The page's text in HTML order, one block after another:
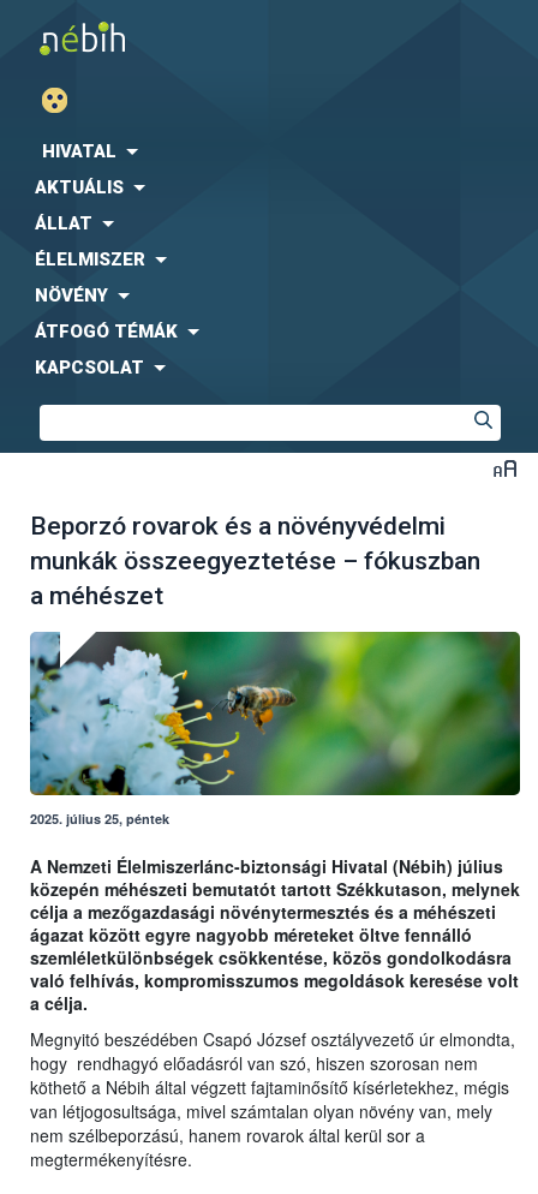
HIVATAL
AKTUÁLIS
ÁLLAT
ÉLELMISZER
NÖVÉNY
ÁTFOGÓ TÉMÁK
KAPCSOLAT
Beporzó rovarok és a növényvédelmi
munkák összeegyeztetése – fókuszban
a méhészet
2025. július 25, péntek
A Nemzeti Élelmiszerlánc-biztonsági Hivatal (Nébih) július
közepén méhészeti bemutatót tartott Székkutason, melynek
célja a mezőgazdasági növénytermesztés és a méhészeti
ágazat között egyre nagyobb méreteket öltve fennálló
szemléletkülönbségek csökkentése, közös gondolkodásra
való felhívás, kompromisszumos megoldások keresése volt
a célja.
Megnyitó beszédében Csapó József osztályvezető úr elmondta,
hogy rendhagyó előadásról van szó, hiszen szorosan nem
köthető a Nébih által végzett fajtaminősítő kísérletekhez, mégis
van létjogosultsága, mivel számtalan olyan növény van, mely
nem szélbeporzású, hanem rovarok által kerül sor a
megtermékenyítésre.